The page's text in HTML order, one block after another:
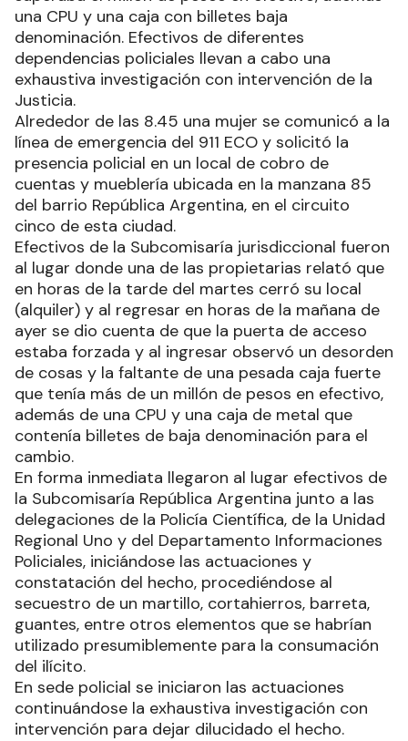
una CPU y una caja con billetes baja
denominación. Efectivos de diferentes
dependencias policiales llevan a cabo una
exhaustiva investigación con intervención de la
Justicia.
Alrededor de las 8.45 una mujer se comunicó a la
línea de emergencia del 911 ECO y solicitó la
presencia policial en un local de cobro de
cuentas y mueblería ubicada en la manzana 85
del barrio República Argentina, en el circuito
cinco de esta ciudad.
Efectivos de la Subcomisaría jurisdiccional fueron
al lugar donde una de las propietarias relató que
en horas de la tarde del martes cerró su local
(alquiler) y al regresar en horas de la mañana de
ayer se dio cuenta de que la puerta de acceso
estaba forzada y al ingresar observó un desorden
de cosas y la faltante de una pesada caja fuerte
que tenía más de un millón de pesos en efectivo,
además de una CPU y una caja de metal que
contenía billetes de baja denominación para el
cambio.
En forma inmediata llegaron al lugar efectivos de
la Subcomisaría República Argentina junto a las
delegaciones de la Policía Científica, de la Unidad
Regional Uno y del Departamento Informaciones
Policiales, iniciándose las actuaciones y
constatación del hecho, procediéndose al
secuestro de un martillo, cortahierros, barreta,
guantes, entre otros elementos que se habrían
utilizado presumiblemente para la consumación
del ilícito.
En sede policial se iniciaron las actuaciones
continuándose la exhaustiva investigación con
intervención para dejar dilucidado el hecho.